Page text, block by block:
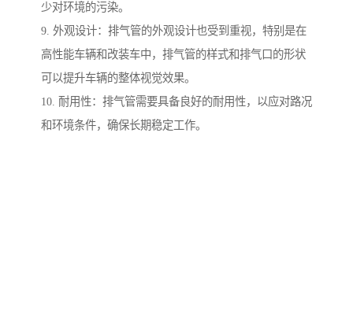
少对环境的污染。
9. 外观设计：排气管的外观设计也受到重视，特别是在
高性能车辆和改装车中，排气管的样式和排气口的形状
可以提升车辆的整体视觉效果。
10. 耐用性：排气管需要具备良好的耐用性，以应对路况
和环境条件，确保长期稳定工作。